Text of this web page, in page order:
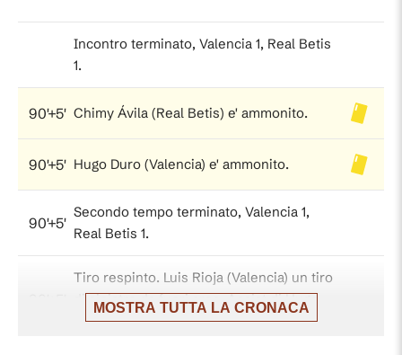
Incontro terminato, Valencia 1, Real Betis
1.
90'+5' Chimy Ávila (Real Betis) e' ammonito.
90'+5' Hugo Duro (Valencia) e' ammonito.
90'+5'
Secondo tempo terminato, Valencia 1,
Real Betis 1.
Tiro respinto. Luis Rioja (Valencia) un tiro
di sinistro da fuori area. Assist di Hugo
Duro.
MOSTRA TUTTA LA CRONACA